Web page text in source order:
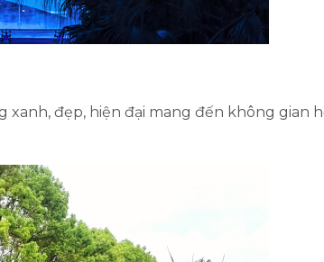
xanh, đẹp, hiện đại mang đến không gian